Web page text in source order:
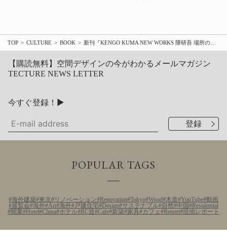
TOP CULTURE BOOK
【購読無料】空間デザインの今がわかるメールマガジン
TECTURE NEWS LETTER
今すぐ登録！▶
POPULAR TAGS
海外建築 東京 リノベーション Renovation Tokyo Wood 木造 YouTube 動画
展覧会 海外 Art 海外 戸建住宅 Design サステナブル 自然 中国
Residential
開業
Hotel China ホテル RC造 Cafe 新築 家具 カフェ Report 現地レポート